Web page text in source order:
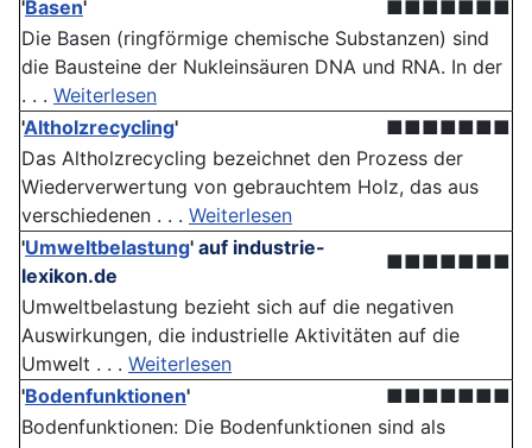
'Basen'
■■■■■■■
Die Basen (ringförmige chemische Substanzen) sind
die Bausteine der Nukleinsäuren DNA und RNA. In der
. . . Weiterlesen
'Altholzrecycling'
■■■■■■■
Das Altholzrecycling bezeichnet den Prozess der
Wiederverwertung von gebrauchtem Holz, das aus
verschiedenen . . . Weiterlesen
'Umweltbelastung' auf industrie-
lexikon.de
■■■■■■■
Umweltbelastung bezieht sich auf die negativen
Auswirkungen, die industrielle Aktivitäten auf die
Umwelt . . . Weiterlesen
'Bodenfunktionen'
■■■■■■■
Bodenfunktionen: Die Boden­funktionen sind als